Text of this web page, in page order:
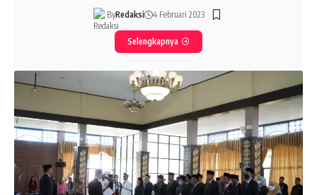
ByRedaksi 4 Februari 2023
Selengkapnya